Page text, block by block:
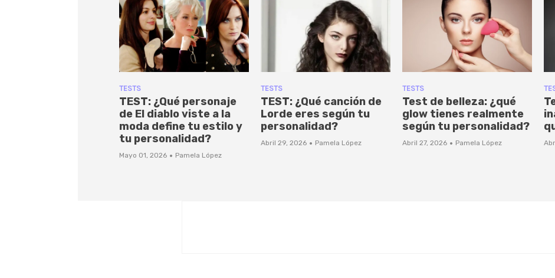
TESTS
TEST: ¿Qué personaje
de El diablo viste a la
moda define tu estilo y
tu personalidad?
Mayo 01, 2026 · Pamela López
TESTS
TEST: ¿Qué canción de
Lorde eres según tu
personalidad?
Abril 29, 2026 · Pamela López
TESTS
Test de belleza: ¿qué
glow tienes realmente
según tu personalidad?
Abril 27, 2026 · Pamela López